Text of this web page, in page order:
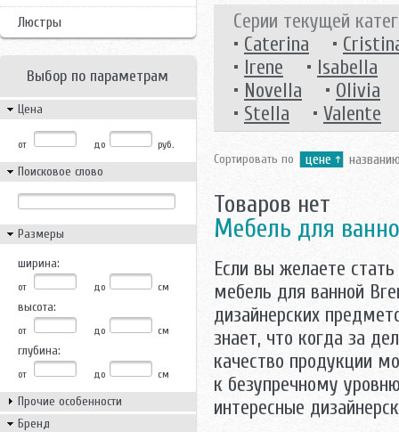
Люстры
Выбор по параметрам
Цена
от до руб.
Поисковое слово
Размеры
ширина:
от до см
высота:
от до см
глубина:
от до см
Прочие особенности
Бренд
Серии текущей
• Caterina •
• Irene • Isabella
• Novella • Olivia
• Stella • Valente
Сортировать по цене
Товаров нет
Мебель для
Если вы желаете
мебель для ванной
дизайнерских
знает, что когда за
качество продукции
к безупречному
интересные